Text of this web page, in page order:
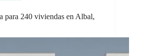
para 240 viviendas en Albal,